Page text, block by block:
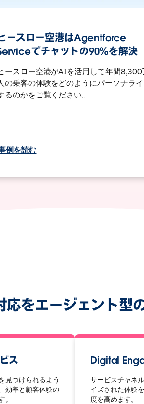
ースロー空港はAgentforce
でチャットの90％を解決
ースロー空港がAIを活用して年間8,300
の乗客の体験をどのようにパーソナラ
るのかをご覧ください。
例を読む
応をエージェント型
ス
見つけられるよう
効率と顧客体験の
。
Digital
サービスチャネ
イズされた体験
度を高めます。